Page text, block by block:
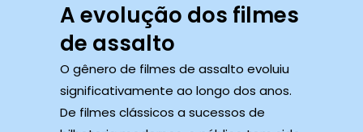
A evolução dos filmes
de assalto
O gênero de filmes de assalto evoluiu
significativamente ao longo dos anos.
De filmes clássicos a sucessos de